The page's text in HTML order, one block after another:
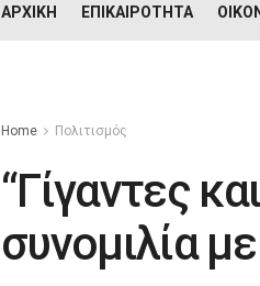
ΑΡΧΙΚΉ ΕΠΙΚΑΙΡΌΤΗΤΑ
Home Πολιτισμός
“Γίγαντες
συνομιλία